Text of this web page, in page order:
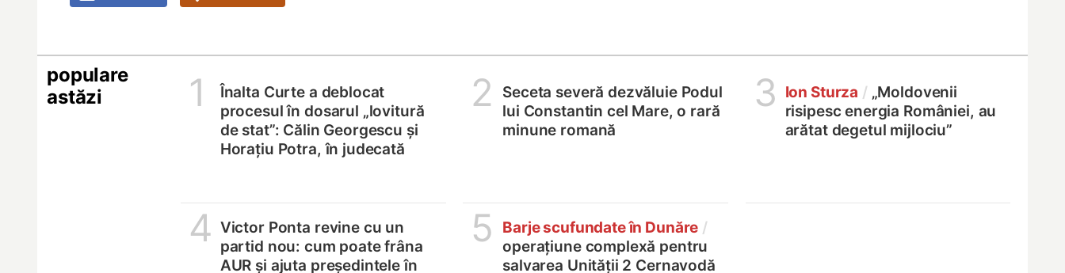
populare
astăzi
1
Înalta Curte a deblocat
procesul în dosarul „lovitură
de stat”: Călin Georgescu și
Horațiu Potra, în judecată
2
Seceta severă dezvăluie Podul
lui Constantin cel Mare, o rară
minune romană
3 Ion Sturza / „Moldovenii
risipesc energia României, au
arătat degetul mijlociu”
4 Victor Ponta revine cu un
partid nou: cum poate frâna
AUR și ajuta președintele în
5 Barje scufundate în Dunăre /
operațiune complexă pentru
salvarea Unității 2 Cernavodă